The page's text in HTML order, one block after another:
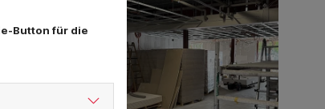
Button für die